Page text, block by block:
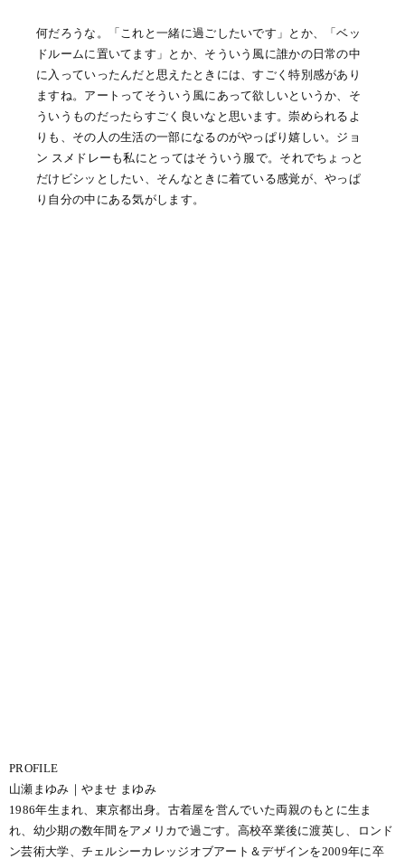
何だろうな。「これと一緒に過ごしたいです」とか、「ベッ
ドルームに置いてます」とか、そういう風に誰かの日常の中
に入っていったんだと思えたときには、すごく特別感があり
ますね。アートってそういう風にあって欲しいというか、そ
ういうものだったらすごく良いなと思います。崇められるよ
りも、その人の生活の一部になるのがやっぱり嬉しい。ジョ
ン スメドレーも私にとってはそういう服で。それでちょっと
だけビシッとしたい、そんなときに着ている感覚が、やっぱ
り自分の中にある気がします。
PROFILE
山瀬まゆみ｜やませ まゆみ
1986年生まれ、東京都出身。古着屋を営んでいた両親のもとに生ま
れ、幼少期の数年間をアメリカで過ごす。高校卒業後に渡英し、ロンド
ン芸術大学、チェルシーカレッジオブアート＆デザインを2009年に卒